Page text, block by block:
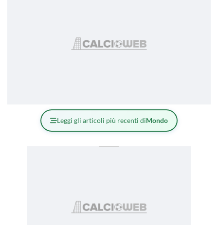
Leggi gli articoli più recenti diMondo